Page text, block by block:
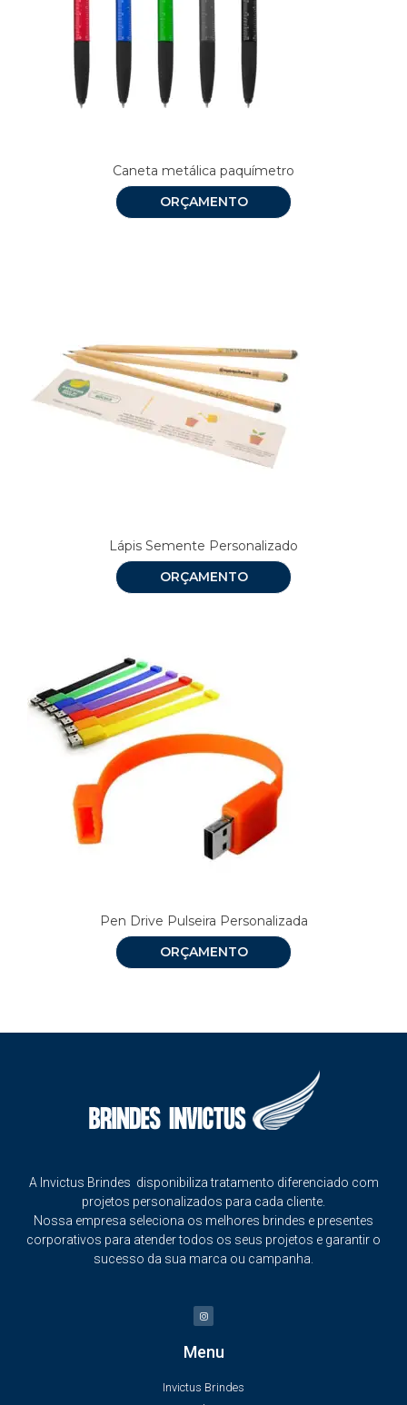
Caneta metálica paquímetro
ORÇAMENTO
Lápis Semente Personalizado
ORÇAMENTO
Pen Drive Pulseira Personalizada
ORÇAMENTO
A Invictus Brindes disponibiliza tratamento diferenciado com
projetos personalizados para cada cliente.
Nossa empresa seleciona os melhores brindes e presentes
corporativos para atender todos os seus projetos e garantir o
sucesso da sua marca ou campanha.
Menu
Invictus Brindes